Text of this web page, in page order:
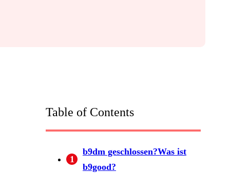
Table of Contents
1
b9dm geschlossen?Was ist
b9good?